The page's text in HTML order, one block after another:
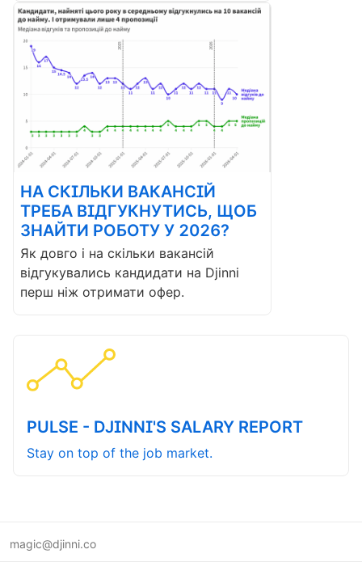
НА СКІЛЬКИ ВАКАНСІЙ
ТРЕБА ВІДГУКНУТИСЬ, ЩОБ
ЗНАЙТИ РОБОТУ У 2026?
Як довго і на скільки вакансій
відгукувались кандидати на Djinni
перш ніж отримати офер.
PULSE - DJINNI'S SALARY REPORT
Stay on top of the job market.
magic@djinni.co